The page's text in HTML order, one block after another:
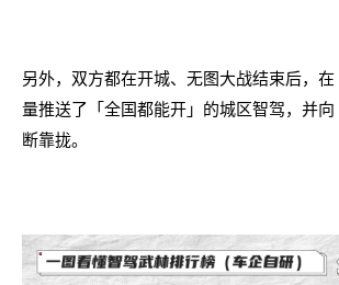
另外，双方都在开城、无图大战结束后，在
量推送了「全国都能开」的城区智驾，并
断靠拢。